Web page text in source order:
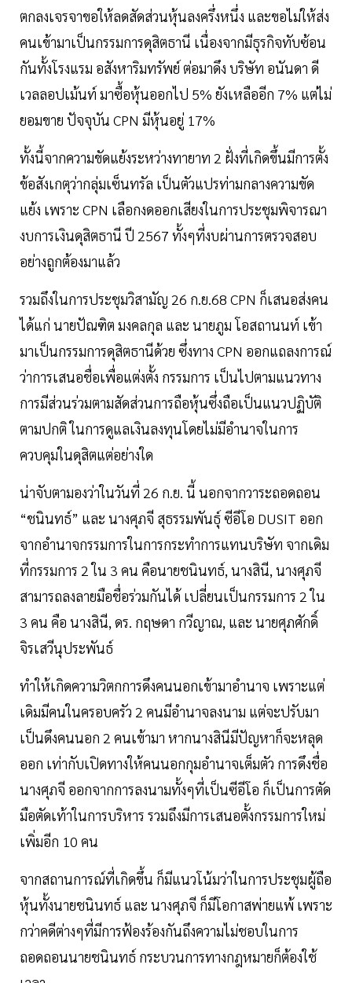
ตกลงเจรจาขอให้ลดสัดส่วนหุ้นลงครึ่งหนึ่ง และขอไม่ให้ส่ง
คนเข้ามาเป็นกรรมการดุสิตธานี เนื่องจากมีธุรกิจทับซ้อน
กันทั้งโรงแรม อสังหาริมทรัพย์ ต่อมาดึง บริษัท อนันดา ดี
เวลลอปเม้นท์ มาซื้อหุ้นออกไป 5% ยังเหลืออีก 7% แต่ไม่
ยอมขาย ปัจจุบัน CPN มีหุ้นอยู่ 17%
ทั้งนี้จากความขัดแย้งระหว่างทายาท 2 ฝั่งที่เกิดขึ้นมีการตั้ง
ข้อสังเกตุว่ากลุ่มเซ็นทรัล เป็นตัวแปรท่ามกลางความขัด
แย้ง เพราะ CPN เลือกงดออกเสียงในการประชุมพิจารณา
งบการเงินดุสิตธานี ปี 2567 ทั้งๆที่งบผ่านการตรวจสอบ
อย่างถูกต้องมาแล้ว
รวมถึงในการประชุมวิสามัญ 26 ก.ย.68 CPN ก็เสนอส่งคน
ได้แก่ นายปัณฑิต มงคลกุล และ นายภูม โอสถานนท์ เข้า
มาเป็นกรรมการดุสิตธานีด้วย ซึ่งทาง CPN ออกแถลงการณ์
ว่าการเสนอชื่อเพื่อแต่งตั้ง กรรมการ เป็นไปตามแนวทาง
การมีส่วนร่วมตามสัดส่วนการถือหุ้นซึ่งถือเป็นแนวปฏิบัติ
ตามปกติ ในการดูแลเงินลงทุนโดยไม่มีอำนาจในการ
ควบคุมในดุสิตแต่อย่างใด
น่าจับตามองว่าในวันที่ 26 ก.ย. นี้ นอกจากวาระถอดถอน
“ชนินทธ์” และ นางศุภจี สุธรรมพันธุ์ ซีอีโอ DUSIT ออก
จากอำนาจกรรมการในการกระทำการแทนบริษัท จากเดิม
ที่กรรมการ 2 ใน 3 คน คือนายชนินทธ์, นางสินี, นางศุภจี
สามารถลงลายมือชื่อร่วมกันได้ เปลี่ยนเป็นกรรมการ 2 ใน
3 คน คือ นางสินี, ดร. กฤษดา กวีญาณ, และ นายศุภศักดิ์
จิรเสวีนุประพันธ์
ทำให้เกิดความวิตกการดึงคนนอกเข้ามาอำนาจ เพราะแต่
เดิมมีคนในครอบครัว 2 คนมีอำนาจลงนาม แต่จะปรับมา
เป็นดึงคนนอก 2 คนเข้ามา หากนางสินีมีปัญหาก็จะหลุด
ออก เท่ากับเปิดทางให้คนนอกกุมอำนาจเต็มตัว การดึงชื่อ
นางศุภจี ออกจากการลงนามทั้งๆที่เป็นซีอีโอ ก็เป็นการตัด
มือตัดเท้าในการบริหาร รวมถึงมีการเสนอตั้งกรรมการใหม่
เพิ่มอีก 10 คน
จากสถานการณ์ที่เกิดขึ้น ก็มีแนวโน้มว่าในการประชุมผู้ถือ
หุ้นทั้งนายชนินทธ์ และ นางศุภจี ก็มีโอกาสพ่ายแพ้ เพราะ
กว่าคดีต่างๆที่มีการฟ้องร้องกันถึงความไม่ชอบในการ
ถอดถอนนายชนินทธ์ กระบวนการทางกฎหมายก็ต้องใช้